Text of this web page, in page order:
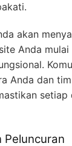
akan
Anda
Anda dan
setiap
Peluncuran